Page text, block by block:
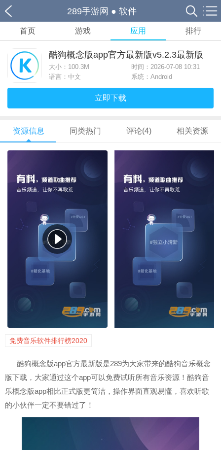
289手游网 ● 软件
首页 游戏 应用 排行
酷狗概念版app官方最新版v5.2.3最新版
大小： 100.3M
时间：2026-07-08 10:31
语言：中文
系统：Android
立即下载
资源信息 同类热门 评论(4) 相关资源
免费音乐软件排行榜2020
酷狗概念版app官方最新版是289为大家带来的酷狗音乐概念
版下载，大家通过这个app可以免费试听所有音乐资源！酷狗音
乐概念版app相比正式版更简洁，操作界面直观易懂，喜欢听歌
的小伙伴一定不要错过了！